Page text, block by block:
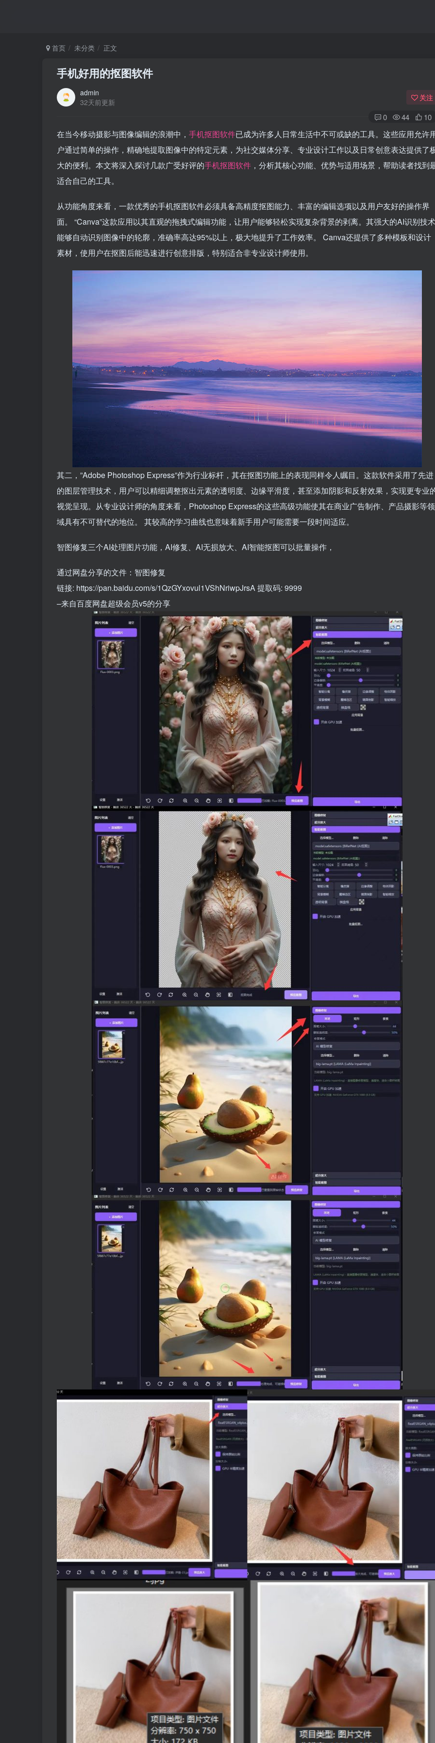
首页 未分类 正文
手机好用的抠图软件
admin
32天前更新
关注
0 44 10
在当今移动摄影与图像编辑的浪潮中， 手机抠图软件已成为许多人日常生活中不可或缺的工具。这些应用允许
户通过简单的操作，精确地提取图像中的特定元素，为社交媒体分享、专业设计工作以及日常创意表达提供了
大的便利。本文将深入探讨几款广受好评的手机抠图软件 ，分析其核心功能、优势与适用场景，帮助读者找到
适合自己的工具。
从功能角度来看，一款优秀的手机抠图软件必须具备高精度抠图能力、丰富的编辑选项以及用户友好的操作界
面。 “Canva”这款应用以其直观的拖拽式编辑功能，让用户能够轻松实现复杂背景的剥离。其强大的AI识别技术
能够自动识别图像中的轮廓，准确率高达95%以上，极大地提升了工作效率。 Canva还提供了多种模板和设计
素材，使用户在抠图后能迅速进行创意排版，特别适合非专业设计师使用。
其二，”Adobe Photoshop Express”作为行业标杆，其在抠图功能上的表现同样令人瞩目。这款软件采用了先进
的图层管理技术，用户可以精细调整抠出元素的透明度、边缘平滑度，甚至添加阴影和反射效果，实现更专业
视觉呈现。从专业设计师的角度来看，Photoshop Express的这些高级功能使其在商业广告制作、产品摄影等领
域具有不可替代的地位。 其较高的学习曲线也意味着新手用户可能需要一段时间适应。
智图修复三个AI处理图片功能，AI修复、AI无损放大、AI智能抠图可以批量操作，
通过网盘分享的文件：智图修复
链接: https://pan.baidu.com/s/1QzGYxovul1VShNriwpJrsA 提取码: 9999
–来自百度网盘超级会员v5的分享